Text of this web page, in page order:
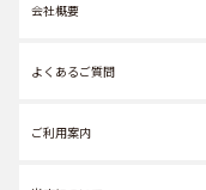
会社概要
よくあるご質問
ご利用案内